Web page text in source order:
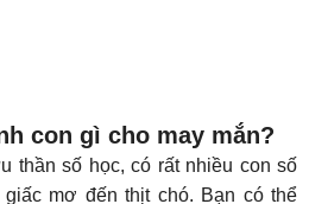
con gì cho may mắn?
thần số học, có rất nhiều con số
mơ đến thịt chó. Bạn có thể